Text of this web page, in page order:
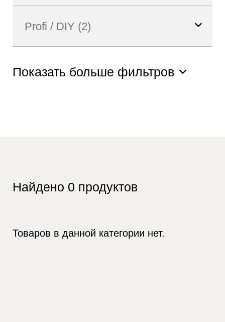
Показать больше фильтров
Найдено 0 продуктов
Товаров в данной категории нет.